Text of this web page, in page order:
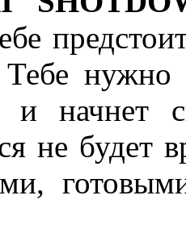
Тебе нужно
и начнет
не будет